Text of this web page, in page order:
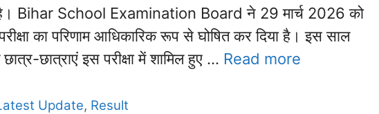
Bihar School Examination Board ने 29 मार्च 2026 को
का परिणाम आधिकारिक रूप से घोषित कर दिया है। इस साल
छात्राएं इस परीक्षा में शामिल हुए … Read more
Update, Result